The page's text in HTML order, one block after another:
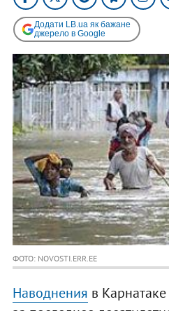
Додати LB.ua як бажане
джерело в Google
ФОТО: NOVOSTI.ERR.EE
Наводнения в